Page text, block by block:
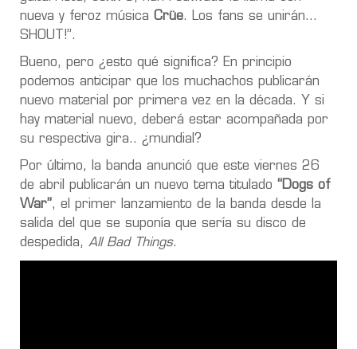
nueva y feroz música Crüe. Los fans se unirán...
SHOUT!”.
Bueno, pero ¿esto qué significa? En principio
podemos anticipar que los muchachos publicarán
nuevo material por primera vez en la década. Y si
hay material nuevo, deberá estar acompañada por
su respectiva gira.. ¿mundial?
Por último, la banda anunció que este viernes 26
de abril publicarán un nuevo tema titulado “Dogs of
War”, el primer lanzamiento de la banda desde la
salida del que se suponía que sería su disco de
despedida, All Bad Things.